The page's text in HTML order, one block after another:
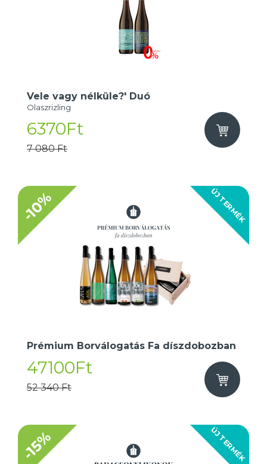
Vele vagy nélküle?' Duó
Olaszrizling
6370Ft
7 080 Ft
ÚJ TERMÉK
-10%
Prémium Borválogatás Fa díszdobozban
47100Ft
52 340 Ft
ÚJ TERMÉK
-15%